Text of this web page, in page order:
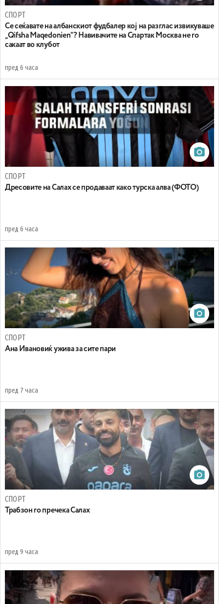
СПОРТ
Се сеќавате на албанскиот фудбалер кој на разглас извикуваше
„Qifsha Maqedonien“? Навивачите на Спартак Москва не го
сакаат во клубот
пред 6 часа
СПОРТ
Дресовите на Салах се продаваат како турска алва (ФОТО)
пред 6 часа
СПОРТ
Ана Ивановиќ ужива за сите пари
пред 7 часа
СПОРТ
Трабзон го пречека Салах
пред 9 часа